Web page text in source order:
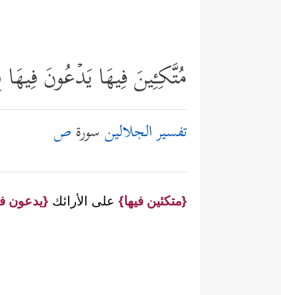
مُتَّكِـِٔینَ فِیهَا یَدۡعُونَ
تفسير الجلالين سورةص
{متكئين فيها} على الأرائك {يدعون